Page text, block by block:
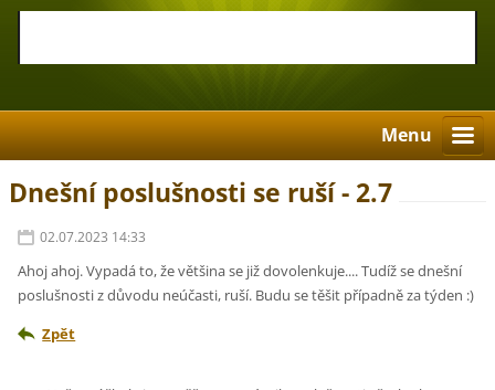
Menu
Dnešní poslušnosti se ruší - 2.7
02.07.2023 14:33
Ahoj ahoj. Vypadá to, že většina se již dovolenkuje.... Tudíž se dnešní
poslušnosti z důvodu neúčasti, ruší. Budu se těšit případně za týden :)
Zpět